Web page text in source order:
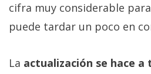
Aviso
Legal
El medio de
cifra muy considerable
puede tardar un poco en
La actualización se hace a